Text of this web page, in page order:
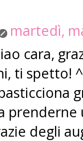
martedì,
cara,
ti spetto!
prenderne
degli